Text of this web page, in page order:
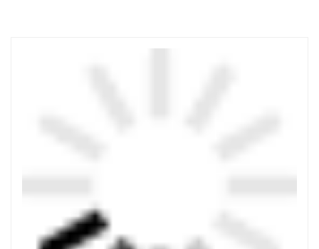
Чтобы добавить изюминку в экстерьер, можно купить